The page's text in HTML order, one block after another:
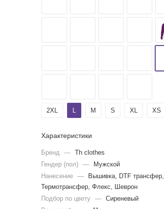
2ХL L M S XL XS
Характеристики
Бренд —
Th clothes
Гендер (пол)
—
Мужской
Нанесение
—
Вышивка, DTF трансфер,
Термотрансфер, Флекс, Шеврон
Подбор по цвету
—
Сиреневый